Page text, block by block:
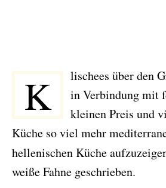
K
lischees über den
in Verbindung mit
kleinen Preis und
Küche so viel mehr
hellenischen Küche
weiße Fahne geschrieben.